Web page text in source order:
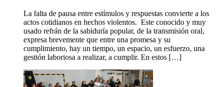
La falta de pausa entre estímulos y respuestas convierte a los
actos cotidianos en hechos violentos. Este conocido y muy
usado refrán de la sabiduría popular, de la transmisión oral,
expresa brevemente que entre una promesa y su
cumplimiento, hay un tiempo, un espacio, un esfuerzo, una
gestión laboriosa a realizar, a cumplir. En estos […]